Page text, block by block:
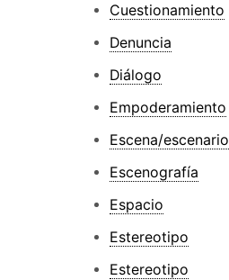
Cuestionamiento
Denuncia
Diálogo
Empoderamiento
Escena/escenario
Escenografía
Espacio
Estereotipo
Estereotipo